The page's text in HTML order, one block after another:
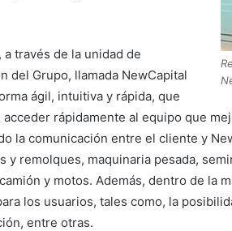
a través de la unidad de
del Grupo, llamada NewCapital
ágil, intuitiva y rápida, que
rápidamente al equipo que
la comunicación entre el cliente y
y remolques, maquinaria pesada,
y motos. Además, dentro de la
los usuarios, tales como, la
entre otras.